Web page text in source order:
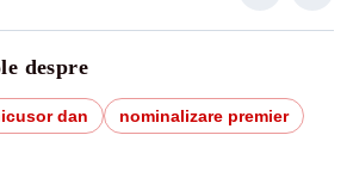
despre
dan
nominalizare premier